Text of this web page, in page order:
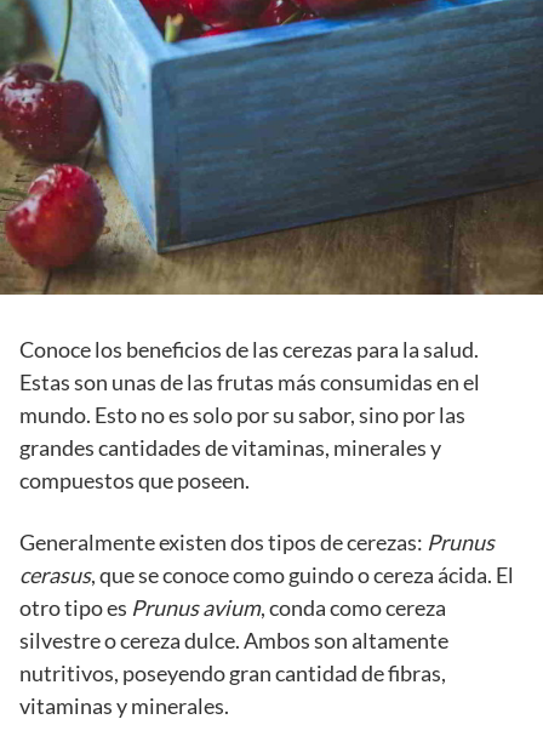
Conoce los beneficios de las cerezas para la salud.
Estas son unas de las frutas más consumidas en el
mundo. Esto no es solo por su sabor, sino por las
grandes cantidades de vitaminas, minerales y
compuestos que poseen.
Generalmente existen dos tipos de cerezas: Prunus
cerasus, que se conoce como guindo o cereza ácida. El
otro tipo es Prunus avium, conda como cereza
silvestre o cereza dulce. Ambos son altamente
nutritivos, poseyendo gran cantidad de fibras,
vitaminas y minerales.